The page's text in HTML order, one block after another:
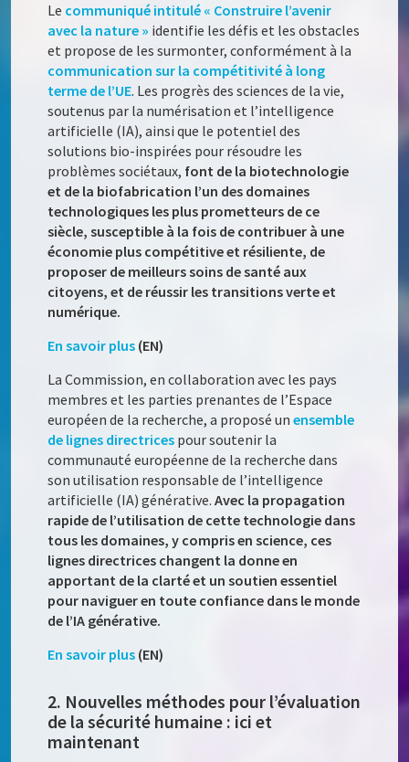
Le communiqué intitulé « Construire l’avenir
avec la nature » identifie les défis et les obstacles
et propose de les surmonter, conformément à la
communication sur la compétitivité à long
terme de l’UE. Les progrès des sciences de la vie,
soutenus par la numérisation et l’intelligence
artificielle (IA), ainsi que le potentiel des
solutions bio-inspirées pour résoudre les
problèmes sociétaux, font de la biotechnologie
et de la biofabrication l’un des domaines
technologiques les plus prometteurs de ce
siècle, susceptible à la fois de contribuer à une
économie plus compétitive et résiliente, de
proposer de meilleurs soins de santé aux
citoyens, et de réussir les transitions verte et
numérique.
En savoir plus (EN)
La Commission, en collaboration avec les pays
membres et les parties prenantes de l’Espace
européen de la recherche, a proposé unensemble
de lignes directrices pour soutenir la
communauté européenne de la recherche dans
son utilisation responsable de l’intelligence
artificielle (IA) générative.Avec la propagation
rapide de l’utilisation de cette technologie dans
tous les domaines, y compris en science, ces
lignes directrices changent la donne en
apportant de la clarté et un soutien essentiel
pour naviguer en toute confiance dans le monde
de l’IA générative.
En savoir plus (EN)
2. Nouvelles méthodes pour l’évaluation
de la sécurité humaine : ici et
maintenant